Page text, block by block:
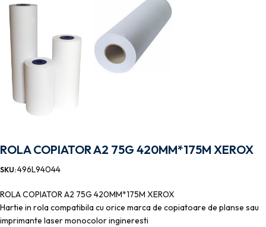
ROLA COPIATOR A2 75G 420MM*175M XEROX
SKU:496L94044
ROLA COPIATOR A2 75G 420MM*175M XEROX
Hartie in rola compatibila cu orice marca de copiatoare de planse sau
imprimante laser monocolor ingineresti